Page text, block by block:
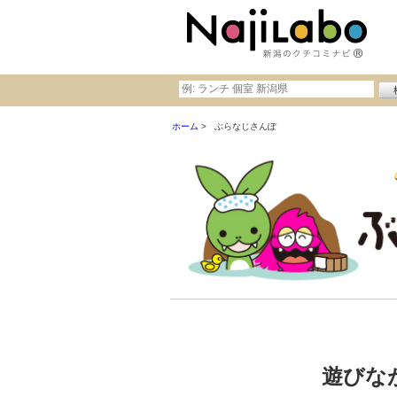
ホーム ぶらなじさんぽ
遊びな